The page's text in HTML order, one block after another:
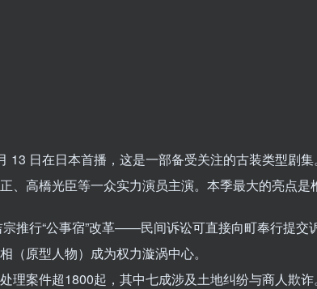
13 日在日本首播，这是一部备受关注的古装类型剧
、高橋光臣等一众实力演员主演。本季最大的亮点
推行“公事宿”改革——民间诉讼可直接向町奉行提交
（原型人物）成为权力漩涡中心。
理案件超1800起，其中七成涉及土地纠纷与商人欺